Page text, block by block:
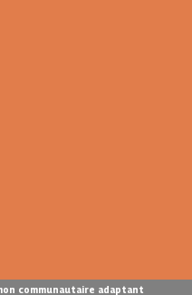
communautaire adaptant